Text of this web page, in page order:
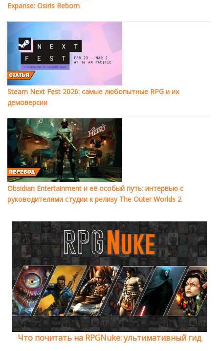
Expanse: Osiris Reborn
Steam Next Fest 2026: самые любопытные RPG и их
демоверсии
Obsidian Entertainment и её особый путь: интервью с
руководителями студии к релизу The Outer Worlds 2
Что почитать на RPGNuke: ультимативный гид